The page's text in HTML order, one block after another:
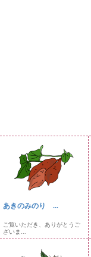
あきのみのり ...
ご覧いただき、ありがとうご
ざいま...